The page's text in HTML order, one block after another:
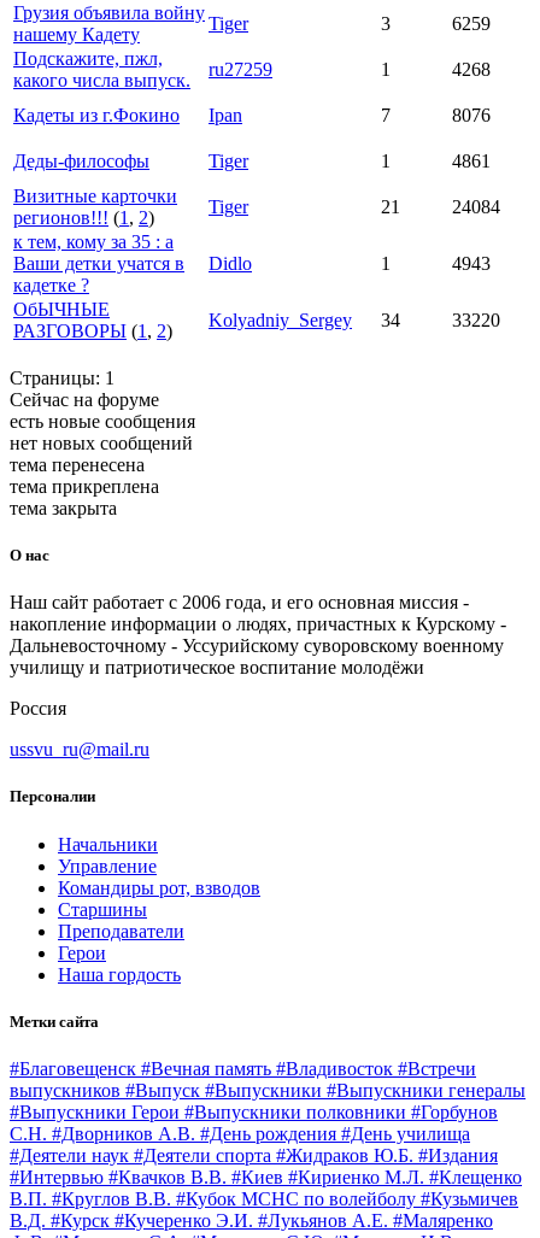
Грузия объявила войну
нашему Кадету
Tiger 3
6259
Подскажите, пжл,
какого числа выпуск.
ru27259 1 4268
Кадеты из г.Фокино Ipan 7 8076
Деды-философы Tiger 1
4861
Визитные карточки
регионов!!! (1 , 2)
Tiger 21
24084
к тем, кому за 35 : а
Ваши детки учатся в
кадетке ?
Didlo 1 4943
ОбЫЧНЫЕ
РАЗГОВОРЫ (1 , 2)
Kolyadniy_Sergey 34 33220
Страницы: 1
Сейчас на форуме
есть новые сообщения
нет новых сообщений
тема перенесена
тема прикреплена
тема закрыта
О нас
Наш сайт работает с 2006 года, и его основная миссия -
накопление информации о людях, причастных к Курскому -
Дальневосточному - Уссурийскому суворовскому военному
училищу и патриотическое воспитание молодёжи
Россия
ussvu_ru@mail.ru
Персоналии
Начальники
Управление
Командиры рот, взводов
Старшины
Преподаватели
Герои
Наша гордость
Метки сайта
#Благовещенск #Вечная память #Владивосток #Встречи
выпускников #Выпуск #Выпускники #Выпускники генералы
#Выпускники Герои #Выпускники полковники #Горбунов
С.Н. #Дворников А.В. #День рождения #День училища
#Деятели наук #Деятели спорта #Жидраков Ю.Б. #Издания
#Интервью #Квачков В.В. #Киев #Кириенко М.Л. #Клещенко
В.П. #Круглов В.В. #Кубок МСНС по волейболу #Кузьмичев
В.Д. #Курск #Кучеренко Э.И. #Лукьянов А.Е. #Маляренко